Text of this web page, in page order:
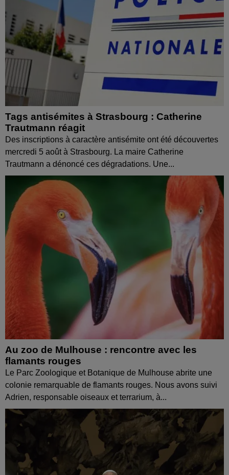
Tags antisémites à Strasbourg : Catherine
Trautmann réagit
Des inscriptions à caractère antisémite ont été découvertes
mercredi 5 août à Strasbourg. La maire Catherine
Trautmann a dénoncé ces dégradations. Une...
Au zoo de Mulhouse : rencontre avec les
flamants rouges
Le Parc Zoologique et Botanique de Mulhouse abrite une
colonie remarquable de flamants rouges. Nous avons suivi
Adrien, responsable oiseaux et terrarium, à...